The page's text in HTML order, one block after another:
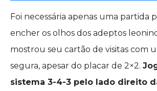
Foi necessária apenas uma partida
encher os olhos dos adeptos
mostrou seu cartão de visitas com
segura, apesar do placar de 2×2.
sistema 3-4-3 pelo lado direito